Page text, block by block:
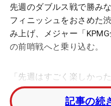
先週のダブルス戦で勝み
フィニッシュをおさめた
み上げ、メジャー「
の前哨戦へと乗り込む。
「先週はすごく楽しかっ
ーもありますし、ポイン
で、自分のやるべきこと
記事の続